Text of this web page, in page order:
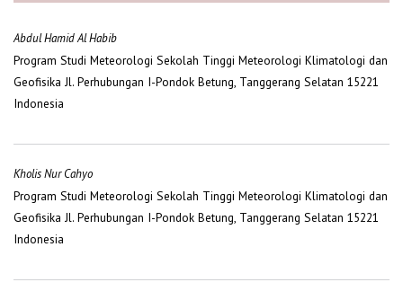
Abdul Hamid Al Habib
Program Studi Meteorologi Sekolah Tinggi Meteorologi Klimatologi dan
Geofisika Jl. Perhubungan I-Pondok Betung, Tanggerang Selatan 15221
Indonesia
Kholis Nur Cahyo
Program Studi Meteorologi Sekolah Tinggi Meteorologi Klimatologi dan
Geofisika Jl. Perhubungan I-Pondok Betung, Tanggerang Selatan 15221
Indonesia